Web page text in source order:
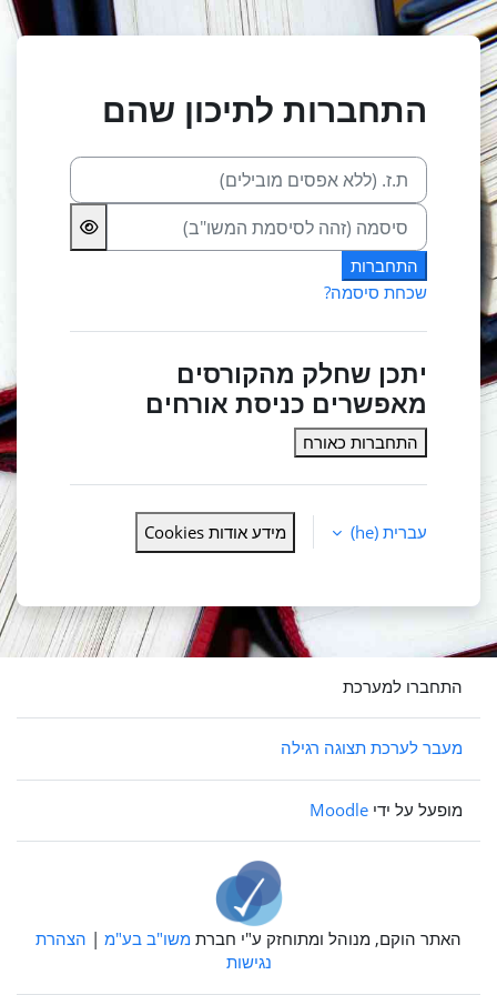
דילוג לתוכן הראשי
התחברות לתיכון שהם
ת.ז. (ללא אפסים מובילים)
סיסמה (זהה לסיסמת המשו"ב)
התחברות
שכחת סיסמה?
יתכן שחלק מהקורסים
מאפשרים כניסת אורחים
התחברות כאורח
עברית ‎(he)‎ מידע אודות Cookies
התחברו למערכת
מעבר לערכת תצוגה רגילה
מופעל על ידי Moodle
האתר הוקם, מנוהל ומתוחזק ע"י חברת משו"ב בע"מ | הצהרת
נגישות